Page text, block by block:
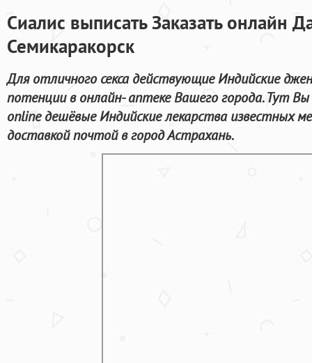
Сиалис выписать Заказать онлайн
Семикаракорск
Для отличного секса действующие Индийские
потенции в онлайн- аптеке Вашего города. Тут
online дешёвые Индийские лекарства известных
доставкой почтой в город Астрахань.